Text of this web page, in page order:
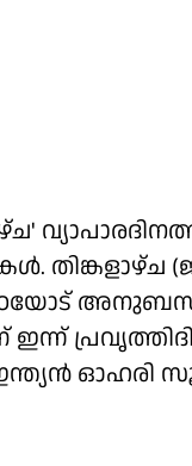
തിങ്കളാഴ്ച
ഇന്ത്യന്‍ ഓഹരി